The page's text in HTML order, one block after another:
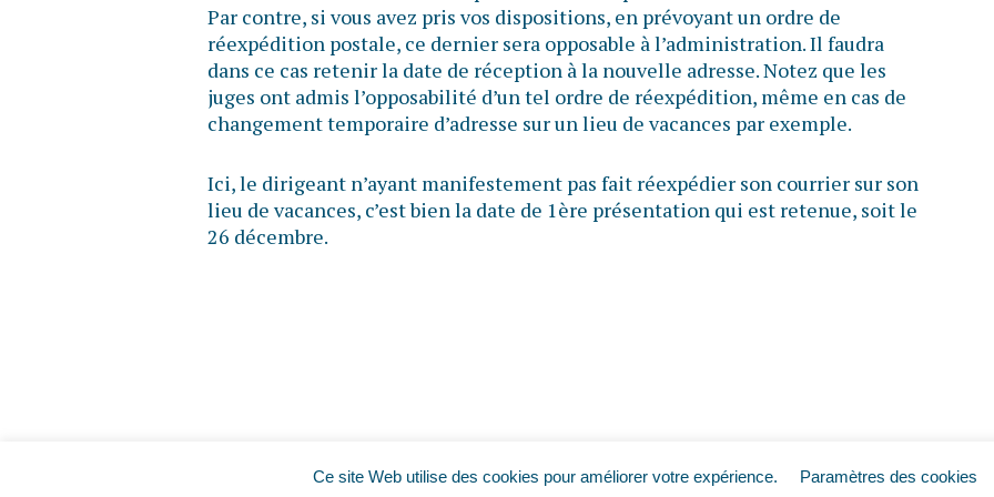
Par contre, si vous avez pris vos dispositions, en prévoyant un ordre de
réexpédition postale, ce dernier sera opposable à l’administration. Il faudra
dans ce cas retenir la date de réception à la nouvelle adresse. Notez que les
juges ont admis l’opposabilité d’un tel ordre de réexpédition, même en cas de
changement temporaire d’adresse sur un lieu de vacances par exemple.
Ici, le dirigeant n’ayant manifestement pas fait réexpédier son courrier sur son
lieu de vacances, c’est bien la date de 1ère présentation qui est retenue, soit le
26 décembre.
Ce site Web utilise des cookies pour améliorer votre expérience. Paramètres des cookies